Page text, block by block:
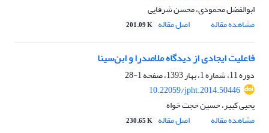
ابوالفضل محمودی، محسن شرفایی
مشاهده مقاله
اصل مقاله 201.09 K
فاعلیت ایجادی از دیدگاه ملاصدرا و ابن‌سینا
دوره 11، شماره 1، بهار 1393، صفحه
1-28
10.22059/jpht.2014.50446
یحیی کبیر، حسین حجت خواه
مشاهده مقاله
اصل مقاله 230.65 K